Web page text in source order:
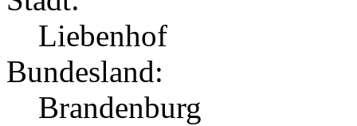
Liebenhof
Bundesland:
Brandenburg